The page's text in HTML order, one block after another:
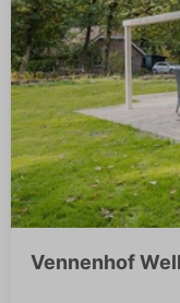
Vennenhof